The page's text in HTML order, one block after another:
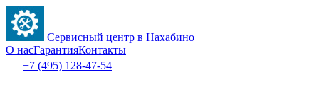
Сервисный центр в Нахабино
О насГарантияКонтакты
+7 (495) 128-47-54